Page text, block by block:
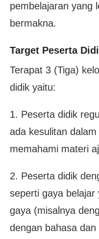
pembelajaran yang
bermakna.
Target Peserta
Terapat 3 (Tiga)
didik yaitu:
1. Peserta didik
ada kesulitan
memahami materi
2. Peserta didik
seperti gaya
gaya (misalnya
dengan bahasa